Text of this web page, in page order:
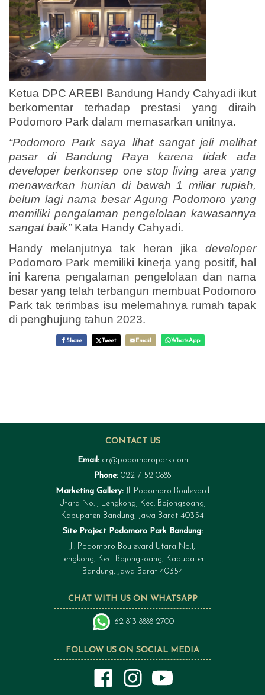
Ketua DPC AREBI Bandung Handy Cahyadi ikut
berkomentar terhadap prestasi yang diraih
Podomoro Park dalam memasarkan unitnya.
“Podomoro Park saya lihat sangat jeli melihat
pasar di Bandung Raya karena tidak ada
developer berkonsep one stop living area yang
menawarkan hunian di bawah 1 miliar rupiah,
belum lagi nama besar Agung Podomoro yang
memiliki pengalaman pengelolaan kawasannya
sangat baik” Kata Handy Cahyadi.
Handy melanjutnya tak heran jika developer
Podomoro Park memiliki kinerja yang positif, hal
ini karena pengalaman pengelolaan dan nama
besar yang telah terbangun membuat Podomoro
Park tak terimbas isu melemahnya rumah tapak
di penghujung tahun 2023.
Share Tweet Email WhatsApp
FOLLOW US ON SOCIAL MEDIA
CHAT WITH US ON WHATSAPP
62 813 8888 2700
CONTACT US
Email: cr@podomoropark.com
Phone: 022 7152 0888
Marketing Gallery: Jl. Podomoro Boulevard
Utara No.1, Lengkong, Kec. Bojongsoang,
Kabupaten Bandung, Jawa Barat 40354
Site Project Podomoro Park Bandung:
Jl. Podomoro Boulevard Utara No.1,
Lengkong, Kec. Bojongsoang, Kabupaten
Bandung, Jawa Barat 40354